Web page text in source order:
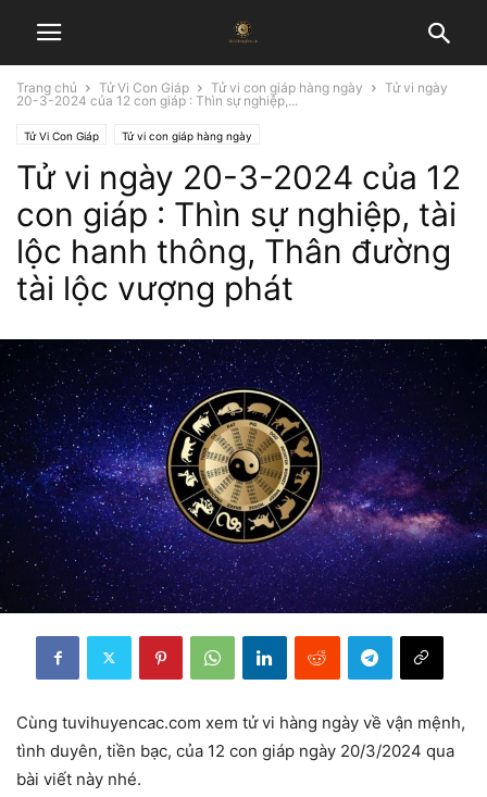
Trang chủ Tử Vi Con Giáp Tử vi con giáp hàng ngày
Tử vi ngày
20-3-2024 của 12 con giáp : Thìn sự nghiệp,...
Tử Vi Con Giáp Tử vi con giáp hàng ngày
Tử vi ngày 20-3-2024 của 12
con giáp : Thìn sự nghiệp, tài
lộc hanh thông, Thân đường
tài lộc vượng phát
Cùng tuvihuyencac.com xem tử vi hàng ngày về vận mệnh,
tình duyên, tiền bạc, của 12 con giáp ngày 20/3/2024 qua
bài viết này nhé.